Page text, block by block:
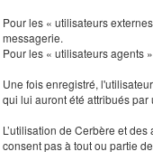
Pour les « utilisateurs
messagerie.
Pour les « utilisateurs agents
Une fois enregistré,
qui lui auront été attribués
L’utilisation de Cerbère et
consent pas à tout ou partie